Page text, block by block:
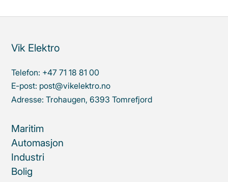
Vik Elektro
Telefon: +47 71 18 81 00
E-post: post@vikelektro.no
Adresse: Trohaugen, 6393 Tomrefjord
Maritim
Automasjon
Industri
Bolig